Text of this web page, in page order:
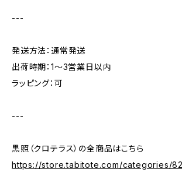
---
発送方法：通常発送
出荷時期：1〜3営業日以内
ラッピング：可
---
黒照（クロテラス）の全商品はこちら
https://store.tabitote.com/categories/